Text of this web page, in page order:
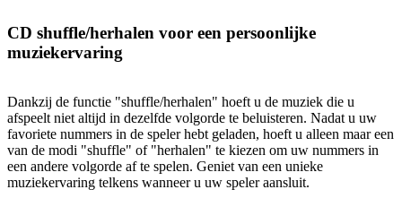
CD shuffle/herhalen voor een persoonlijke
muziekervaring
Dankzij de functie "shuffle/herhalen" hoeft u de muziek die u
afspeelt niet altijd in dezelfde volgorde te beluisteren. Nadat u uw
favoriete nummers in de speler hebt geladen, hoeft u alleen maar een
van de modi "shuffle" of "herhalen" te kiezen om uw nummers in
een andere volgorde af te spelen. Geniet van een unieke
muziekervaring telkens wanneer u uw speler aansluit.